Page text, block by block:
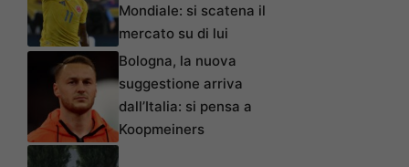
Mondiale: si scatena il
mercato su di lui
Bologna, la nuova
suggestione arriva
dall’Italia: si pensa a
Koopmeiners